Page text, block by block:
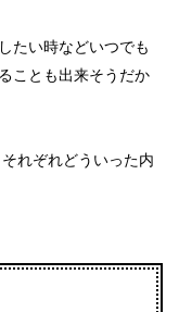
たい時などいつでも
ことも出来そうだか
れぞれどういった内